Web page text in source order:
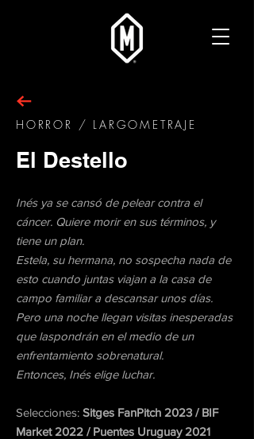
HORROR / LARGOMETRAJE
El Destello
Inés ya se cansó de pelear contra el
cáncer. Quiere morir en sus términos, y
tiene un plan.
Estela, su hermana, no sospecha nada de
esto cuando juntas viajan a la casa de
campo familiar a descansar unos días.
Pero una noche llegan visitas inesperadas
que laspondrán en el medio de un
enfrentamiento sobrenatural.
Entonces, Inés elige luchar.
Selecciones: Sitges FanPitch 2023 / BIF
Market 2022 / Puentes Uruguay 2021